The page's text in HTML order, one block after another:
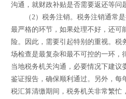
沟通，就财政补贴是否需要返还等问
（2）税务注销。税务注销通常是
最严格的环节，如果处理不好，还可
险。因此，需要引起特别的重视。税
场检查是最复杂和最不可控的一环，
当地税务机关沟通，必要情况下建议
鉴证报告，确保顺利通过。另外，每
税汇算清缴期间，税务机关非常繁忙